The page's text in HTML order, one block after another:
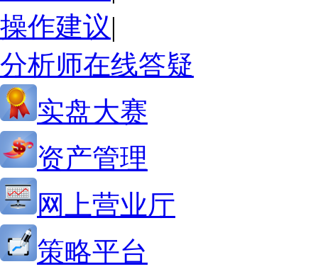
操作建议|
分析师在线答疑
实盘大赛
资产管理
网上营业厅
策略平台